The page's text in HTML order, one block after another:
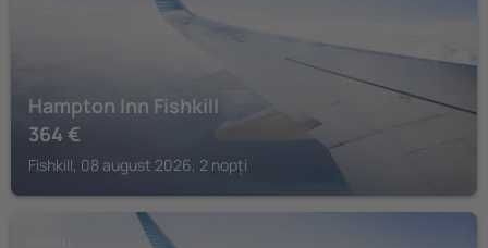
Hampton Inn Fishkill
364 €
Fishkill, 08 august 2026, 2 nopți